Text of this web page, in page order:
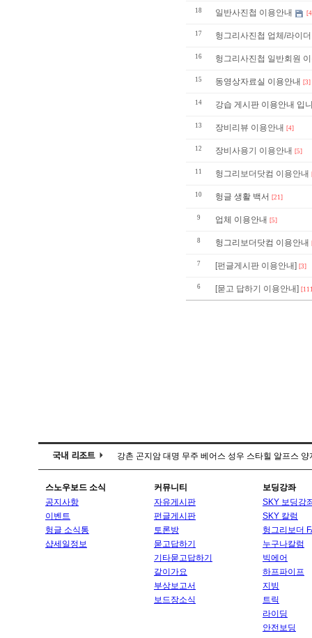
18 일반사진첩 이용안내
17 헝그리사진첩 업체/라이
16 헝그리사진첩 일반회원
15 동영상자료실 이용안내 [3]
14 강습 게시판 이용안내 입
13 장비리뷰 이용안내 [4]
12 장비사용기 이용안내 [5]
11 헝그리보더닷컴 이용안내
10 헝글 생활 백서 [21]
9 업체 이용안내 [5]
8 헝그리보더닷컴 이용안내
7 [펀글게시판 이용안내] [3]
6 [묻고 답하기 이용안내]
강촌 곤지암 대명 무주 베어스 성우 스타힐 알프스 양
스노우보드 소식 커뮤니티
보딩강좌
공지사항
자유게시판
SKY 보딩강
이벤트
펀글게시판
SKY 칼럼
헝글 소식통
토론방
헝그리보더
샵세일정보
묻고답하기
누구나칼럼
기타묻고답하기
빅에어
같이가요
하프파이프
부상보고서
지빙
보드장소식
트릭
라이딩
안전보딩